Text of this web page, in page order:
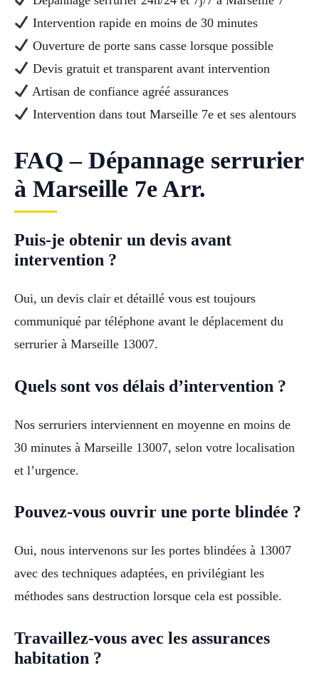
Intervention rapide en moins de 30 minutes
Ouverture de porte sans casse lorsque possible
Devis gratuit et transparent avant intervention
Artisan de confiance agréé assurances
Intervention dans tout Marseille 7e et ses alentours
FAQ – Dépannage serrurier
à Marseille 7e Arr.
Puis-je obtenir un devis avant
intervention ?
Oui, un devis clair et détaillé vous est toujours
communiqué par téléphone avant le déplacement du
serrurier à Marseille 13007.
Quels sont vos délais d’intervention ?
Nos serruriers interviennent en moyenne en moins de
30 minutes à Marseille 13007, selon votre localisation
et l’urgence.
Pouvez-vous ouvrir une porte blindée ?
Oui, nous intervenons sur les portes blindées à 13007
avec des techniques adaptées, en privilégiant les
méthodes sans destruction lorsque cela est possible.
Travaillez-vous avec les assurances
habitation ?